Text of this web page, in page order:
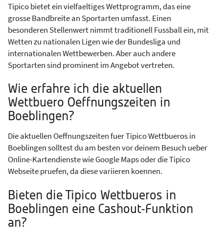
Tipico bietet ein vielfaeltiges Wettprogramm, das eine
grosse Bandbreite an Sportarten umfasst. Einen
besonderen Stellenwert nimmt traditionell Fussball ein, mit
Wetten zu nationalen Ligen wie der Bundesliga und
internationalen Wettbewerben. Aber auch andere
Sportarten sind prominent im Angebot vertreten.
Wie erfahre ich die aktuellen
Wettbuero Oeffnungszeiten in
Boeblingen?
Die aktuellen Oeffnungszeiten fuer Tipico Wettbueros in
Boeblingen solltest du am besten vor deinem Besuch ueber
Online-Kartendienste wie Google Maps oder die Tipico
Webseite pruefen, da diese variieren koennen.
Bieten die Tipico Wettbueros in
Boeblingen eine Cashout-Funktion
an?